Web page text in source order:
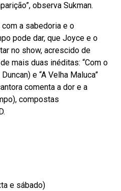
observa Sukman.
a sabedoria e o
pode dar, que Joyce e o
no show, acrescido de
mais duas inéditas: “Com o
e “A Velha Maluca”
comenta a dor e a
compostas
e sábado)